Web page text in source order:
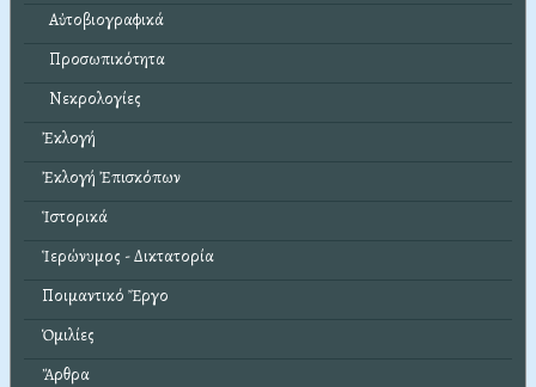
Αὐτοβιογραφικά
Προσωπικότητα
Νεκρολογίες
Ἐκλογή
Ἐκλογή Ἐπισκόπων
Ἱστορικά
Ἱερώνυμος - Δικτατορία
Ποιμαντικό Ἔργο
Ὁμιλίες
Ἄρθρα